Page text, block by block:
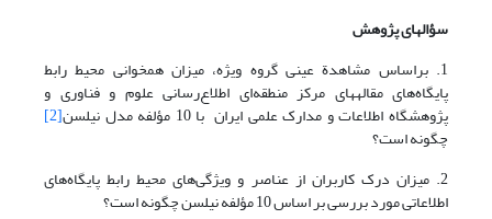
سؤالهای پژوهش
1. براساس مشاهدة عینی گروه ویژه، میزان همخوانی محیط رابط
پایگاه‌های مقاله‎های مرکز منطقه‌ای اطلاع‌رسانی علوم و فناوری و
پژوهشگاه اطلاعات و مدارک علمی ایران با 10 مؤلفه مدل نیلسن [2]
چگونه است؟
2. میزان درک کاربران از عناصر و ویژگی‌های محیط رابط پایگاه‌های
اطلاعاتی مورد بررسی بر اساس 10 مؤلفه نیلسن چگونه است؟